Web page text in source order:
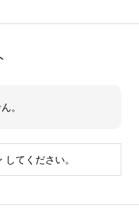
。
してください。